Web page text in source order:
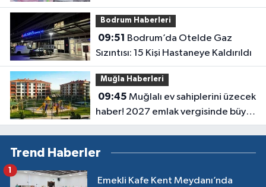
Bodrum Haberleri
09:51
Sızıntısı: 15 Kişi Hastaneye Kaldırıldı
Muğla Haberleri
09:45
haber! 2027 emlak vergisinde büyük
artış bekleniyor
Trend Haberler
Emekli Kafe Kent Meydanı’nda
1